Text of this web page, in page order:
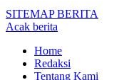
SITEMAP BERITA
Acak berita
Home
Redaksi
Tentang Kami